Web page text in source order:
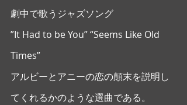
劇中で歌うジャズソング
”It Had to be You” “Seems Like Old
Times”
アルビーとアニーの恋の顛末を説明し
てくれるかのような選曲である。